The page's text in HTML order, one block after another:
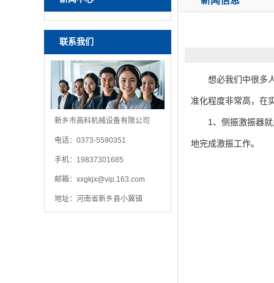
联系我们
新乡市高科机械设备有限公司
电话：0373-5590351
手机：19837301685
邮箱： xxgkjx@vip.163.com
地址：河南省新乡县小冀镇
想必我们中很多人
准化程度非常高，在
1、侧振激振器就是
地完成激振工作。